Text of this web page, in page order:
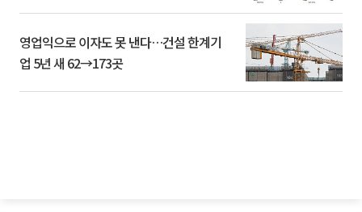
영업익으로 이자도 못 낸다…건설 한계기
업 5년 새 62→173곳